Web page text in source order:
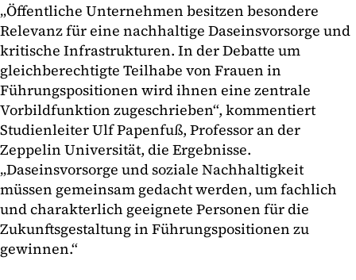
„Öffentliche Unternehmen besitzen besondere
Relevanz für eine nachhaltige Daseinsvorsorge und
kritische Infrastrukturen. In der Debatte um
gleichberechtigte Teilhabe von Frauen in
Führungspositionen wird ihnen eine zentrale
Vorbildfunktion zugeschrieben“, kommentiert
Studienleiter Ulf Papenfuß, Professor an der
Zeppelin Universität, die Ergebnisse.
„Daseinsvorsorge und soziale Nachhaltigkeit
müssen gemeinsam gedacht werden, um fachlich
und charakterlich geeignete Personen für die
Zukunftsgestaltung in Führungspositionen zu
gewinnen.“